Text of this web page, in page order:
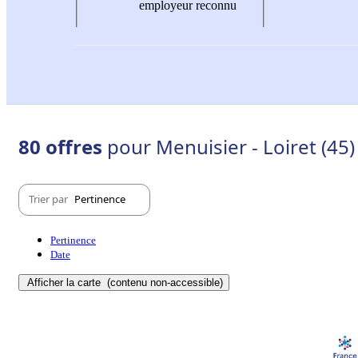
employeur reconnu
80 offres pour Menuisier - Loiret (45)
Trier par Pertinence
Pertinence
Date
Afficher la carte (contenu non-accessible)